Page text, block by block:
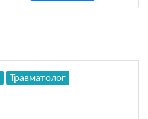
Травматолог